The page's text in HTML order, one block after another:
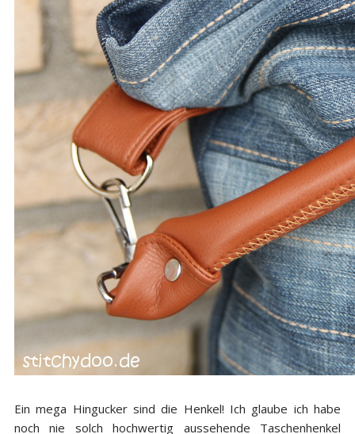
Ein mega Hingucker sind die Henkel! Ich glaube ich habe
noch nie solch hochwertig aussehende Taschenhenkel